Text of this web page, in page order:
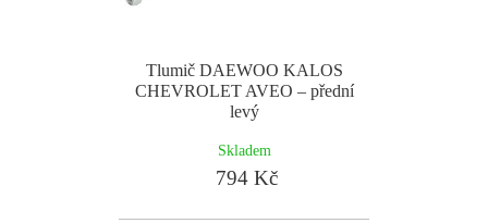
Tlumič DAEWOO KALOS
CHEVROLET AVEO – přední
levý
Skladem
794 Kč